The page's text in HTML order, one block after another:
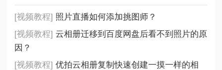
[视频教程] 照片直播如何添加挑图师？
[视频教程] 云相册迁移到百度网盘后看不到照片的原
因？
[视频教程] 优拍云相册复制快速创建一摸一样的相